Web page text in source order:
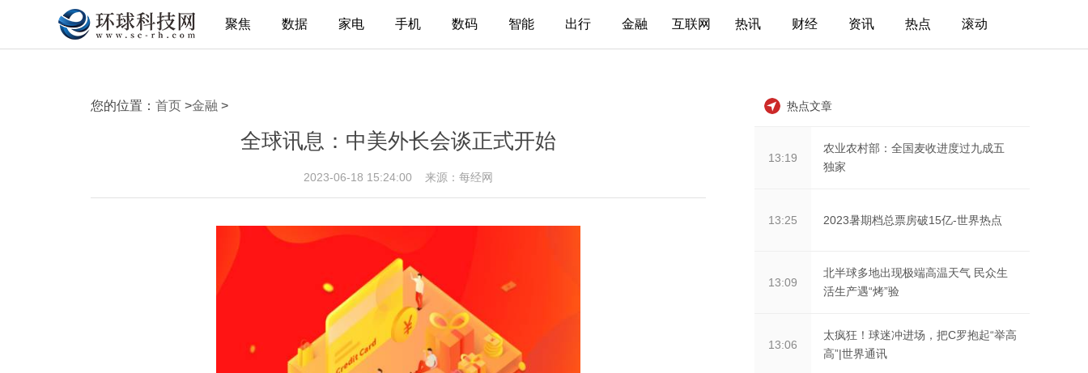
聚焦 数据 家电 手机 数码 智能 出行 金融 互联网 热讯 财经 资讯 热点 滚动
您的位置： 首页 >金融 >
全球讯息：中美外长会谈正式开始
2023-06-18 15:24:00 来源：每经网
热点文章
13:19
农业农村部：全国麦收进度过九成五
独家
13:25 2023暑期档总票房破15亿-世界热点
13:09
北半球多地出现极端高温天气 民众生
活生产遇“烤”验
13:06
太疯狂！球迷冲进场，把C罗抱起“举高
高”|世界通讯